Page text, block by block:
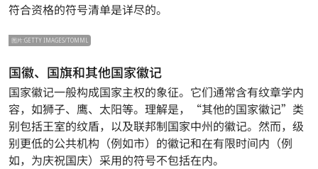
符合资格的符号清单是详尽的。
图片:GETTY IMAGES/TOMML
国徽、国旗和其他国家徽记
国家徽记一般构成国家主权的象征。它们通常含有纹章学内
容，如狮子、鹰、太阳等。理解是，“其他的国家徽记”类
别包括王室的纹盾，以及联邦制国家中州的徽记。然而，级
别更低的公共机构（例如市）的徽记和在有限时间内（例
如，为庆祝国庆）采用的符号不包括在内。